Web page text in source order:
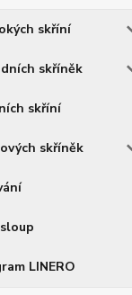
skříní
skříněk
skříní
skříněk
LINERO